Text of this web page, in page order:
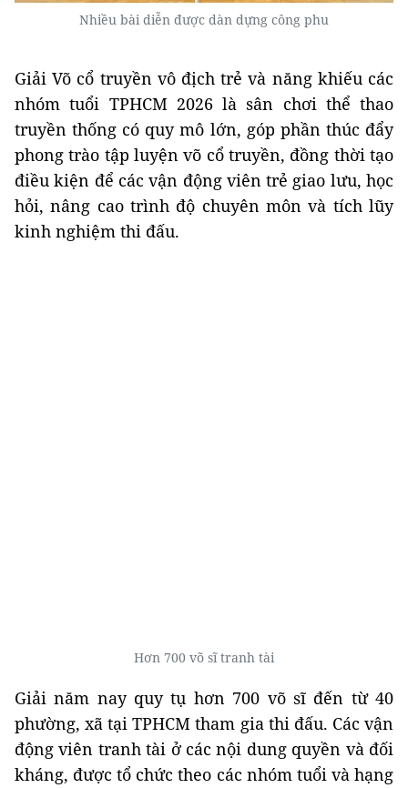
Nhiều bài diễn được dàn dựng công phu
Giải Võ cổ truyền vô địch trẻ và năng khiếu các
nhóm tuổi TPHCM 2026 là sân chơi thể thao
truyền thống có quy mô lớn, góp phần thúc đẩy
phong trào tập luyện võ cổ truyền, đồng thời tạo
điều kiện để các vận động viên trẻ giao lưu, học
hỏi, nâng cao trình độ chuyên môn và tích lũy
kinh nghiệm thi đấu.
Hơn 700 võ sĩ tranh tài
Giải năm nay quy tụ hơn 700 võ sĩ đến từ 40
phường, xã tại TPHCM tham gia thi đấu. Các vận
động viên tranh tài ở các nội dung quyền và đối
kháng, được tổ chức theo các nhóm tuổi và hạng